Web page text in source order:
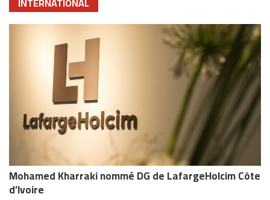
Mohamed Kharraki nommé DG de LafargeHolcim Côte
d’Ivoire